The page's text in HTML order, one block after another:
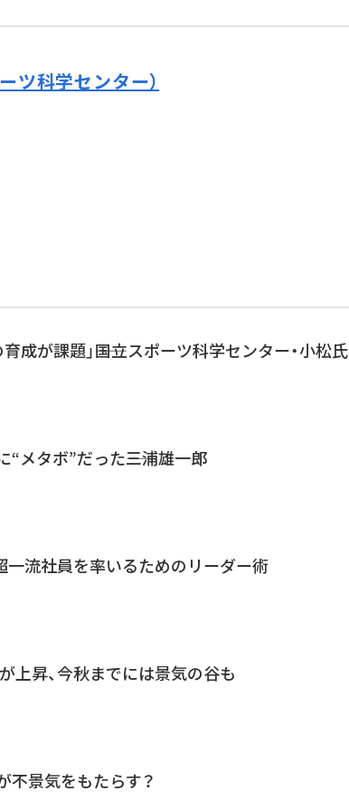
ツ科学センター）
成が課題」――国立スポーツ科学センター・小松氏
メタボ”だった――三浦雄一郎
一流社員を率いるためのリーダー術
上昇、今秋までには景気の谷も
不景気をもたらす？